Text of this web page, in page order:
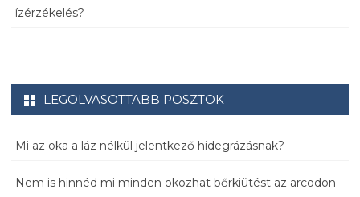
ízérzékelés?
LEGOLVASOTTABB POSZTOK
Mi az oka a láz nélkül jelentkező hidegrázásnak?
Nem is hinnéd mi minden okozhat bőrkiütést az arcodon